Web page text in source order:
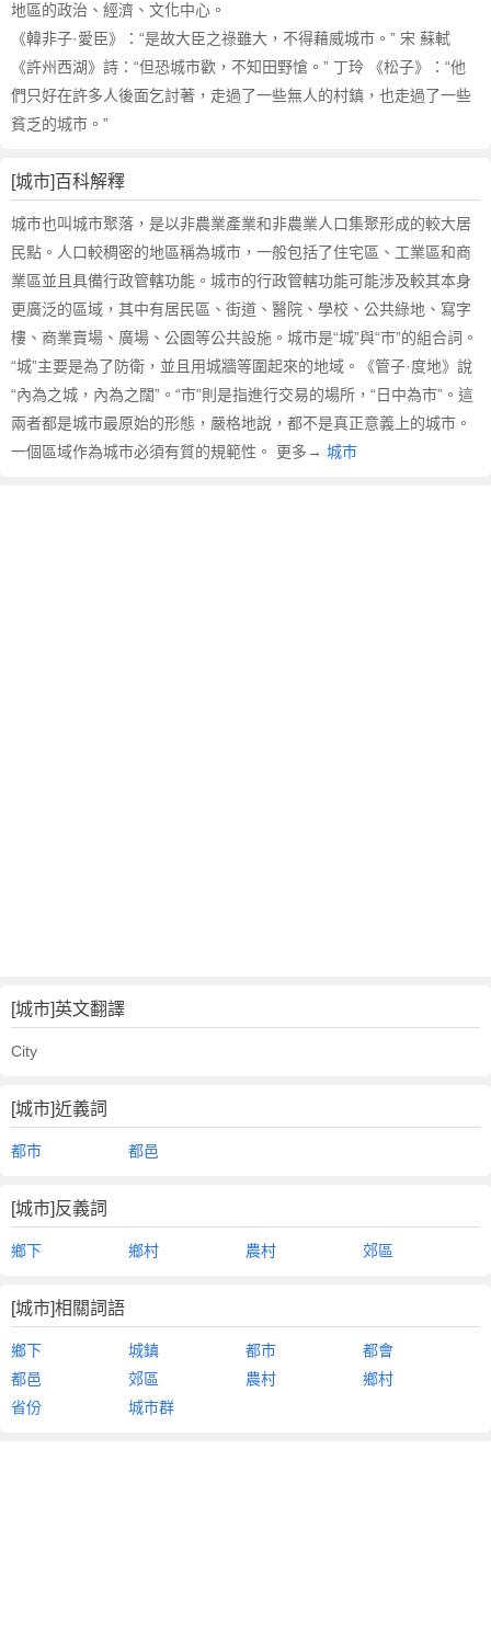
英
文
翻
譯
地區的政治、經濟、文化中心。
《韓非子·愛臣》：“是故大臣之祿雖大，不得藉威城市。” 宋 蘇軾
《許州西湖》詩：“但恐城市歡，不知田野愴。” 丁玲 《松子》：“他
們只好在許多人後面乞討著，走過了一些無人的村鎮，也走過了一些
貧乏的城市。”
[城市]百科解釋
城市也叫城市聚落，是以非農業產業和非農業人口集聚形成的較大居
民點。人口較稠密的地區稱為城市，一般包括了住宅區、工業區和商
業區並且具備行政管轄功能。城市的行政管轄功能可能涉及較其本身
更廣泛的區域，其中有居民區、街道、醫院、學校、公共綠地、寫字
樓、商業賣場、廣場、公園等公共設施。城市是“城”與“市”的組合詞。
“城”主要是為了防衛，並且用城牆等圍起來的地域。《管子·度地》說
“內為之城，內為之闊”。“市”則是指進行交易的場所，“日中為市”。這
兩者都是城市最原始的形態，嚴格地說，都不是真正意義上的城市。
一個區域作為城市必須有質的規範性。 更多→ 城市
[城市]英文翻譯
City
[城市]近義詞
都市 都邑
[城市]反義詞
鄉下 鄉村 農村 郊區
[城市]相關詞語
鄉下 城鎮 都市
都會
都邑
郊區 農村
鄉村
省份
城市群